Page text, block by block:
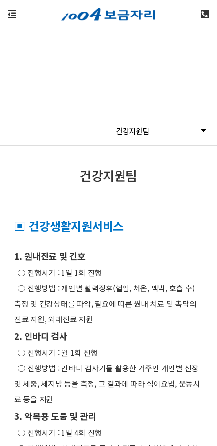
건강지원팀
건강지원팀
▣ 건강생활지원서비스
1. 원내진료 및 간호
○ 진행시기 : 1일 1회 진행
○ 진행방법 : 개인별 활력징후(혈압, 체온, 맥박, 호흡 수)
측정 및 건강상태를 파악, 필요에 따른 원내 치료 및 촉탁의
진료 지원, 외래진료 지원
2. 인바디 검사
○ 진행시기 : 월 1회 진행
○ 진행방법 : 인바디 검사기를 활용한 거주인 개인별 신장
및 체중, 체지방 등을 측정, 그 결과에 따라 식이요법, 운동치
료 등을 지원
3. 약복용 도움 및 관리
○ 진행시기 : 1일 4회 진행